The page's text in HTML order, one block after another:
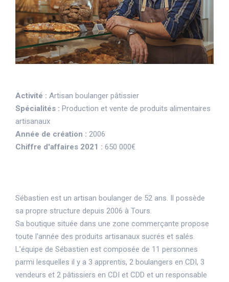
Activité : Artisan boulanger pâtissier
Spécialités : Production et vente de produits alimentaires
artisanaux
Année de création : 2006
Chiffre d'affaires 2021 : 650 000€
Sébastien est un artisan boulanger de 52 ans. Il possède
sa propre structure depuis 2006 à Tours.
Sa boutique située dans une zone commerçante propose
toute l'année des produits artisanaux sucrés et salés.
L’équipe de Sébastien est composée de 11 personnes
parmi lesquelles il y a 3 apprentis, 2 boulangers en CDI, 3
vendeurs et 2 pâtissiers en CDI et CDD et un responsable